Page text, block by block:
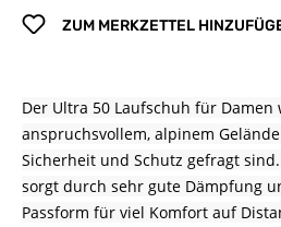
ZUM MERKZETTEL
Der Ultra 50 Laufschuh für
anspruchsvollem, alpinem
Sicherheit und Schutz gefragt
sorgt durch sehr gute Dämpfung
Passform für viel Komfort auf